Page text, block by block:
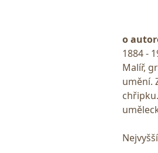
o
1884 -
Malíř,
umění.